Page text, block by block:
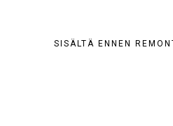
SISÄLTÄ ENNEN